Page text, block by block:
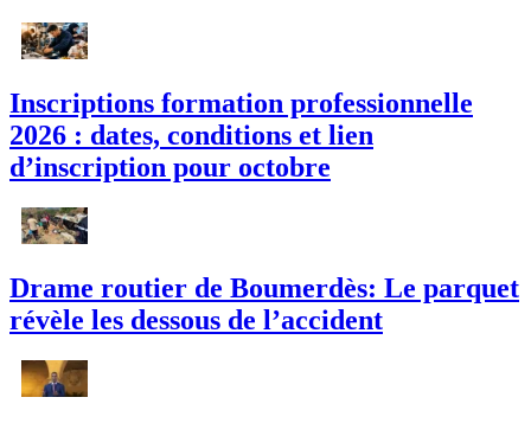
Inscriptions formation professionnelle
2026 : dates, conditions et lien
d’inscription pour octobre
Drame routier de Boumerdès: Le parquet
révèle les dessous de l’accident